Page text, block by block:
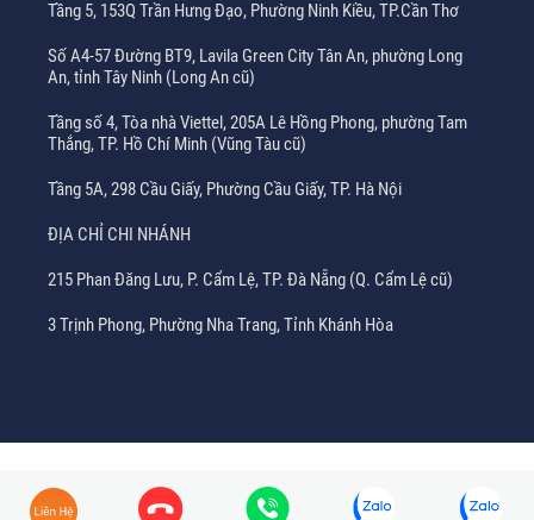
Tầng 5, 153Q Trần Hưng Đạo, Phường Ninh Kiều, TP.Cần Thơ
Số A4-57 Đường BT9, Lavila Green City Tân An, phường Long
An, tỉnh Tây Ninh (Long An cũ)
Tầng số 4, Tòa nhà Viettel, 205A Lê Hồng Phong, phường Tam
Thắng, TP. Hồ Chí Minh (Vũng Tàu cũ)
Tầng 5A, 298 Cầu Giấy, Phường Cầu Giấy, TP. Hà Nội
ĐỊA CHỈ CHI NHÁNH
215 Phan Đăng Lưu, P. Cẩm Lệ, TP. Đà Nẵng (Q. Cẩm Lệ cũ)
3 Trịnh Phong, Phường Nha Trang, Tỉnh Khánh Hòa